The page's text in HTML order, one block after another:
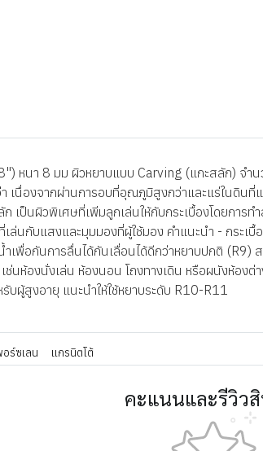
หนา 8 มม ผิวหยาบแบบ Carving (แกะสลัก) จำ
เนื่องจากผ่านการอบที่อุณภูมิสูงกว่าและแร่ในดิน
ป็นผิวพิเศษที่เพิ่มลูกเล่นให้กับกระเบื้องโดยการ
เล่นกับแสงและมุมมองที่ผู้ใช้มอง คำแนะนำ - กระ
เพื่อกันการลื่นได้กันเลื่อนได้ดีกว่าหยาบปกติ (R9)
ห้องนั่งเล่น ห้องนอน โถงทางเดิน หรือผนังห้องต่
บผู้สูงอายุ แนะนำให้ใช้หยาบระดับ R10-R11
ร์ซเลน แกรนิตโต้
คะแนนและรีวิว